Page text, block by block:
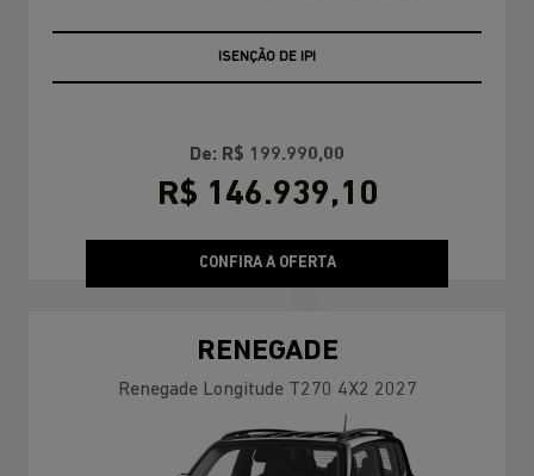
ISENÇÃO DE IPI
De: R$ 199.990,00
R$ 146.939,10
CONFIRA A OFERTA
RENEGADE
Renegade Longitude T270 4X2 2027